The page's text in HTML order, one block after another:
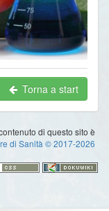
Torna a start
di questo sito è
di Sanità © 2017-2026